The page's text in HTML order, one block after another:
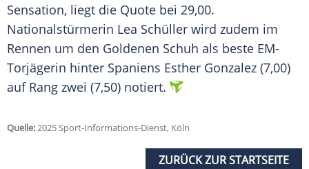
Sensation, liegt die Quote bei 29,00.
Nationalstürmerin Lea Schüller wird zudem im
Rennen um den Goldenen Schuh als beste EM-
Torjägerin hinter Spaniens Esther Gonzalez (7,00)
auf Rang zwei (7,50) notiert.
Quelle:2025 Sport-Informations-Dienst, Köln
ZURÜCK ZUR STARTSEITE